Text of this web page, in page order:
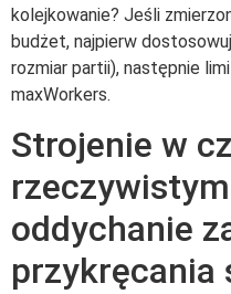
kolejkowanie? Jeśli
budżet, najpierw
rozmiar partii), następnie
maxWorkers.
Strojenie w
oddychanie
przykręcania